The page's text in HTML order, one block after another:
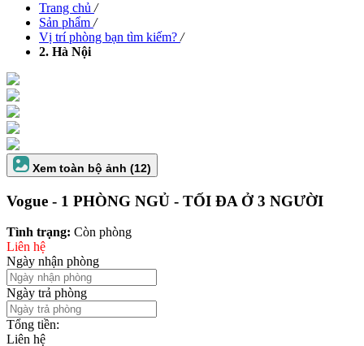
Trang chủ /
Sản phẩm /
Vị trí phòng bạn tìm kiếm? /
2. Hà Nội
Xem toàn bộ ảnh (12)
Vogue - 1 PHÒNG NGỦ - TỐI ĐA Ở 3 NGƯỜI
Tình trạng: Còn phòng
Liên hệ
Ngày nhận phòng
Ngày trả phòng
Tổng tiền:
Liên hệ